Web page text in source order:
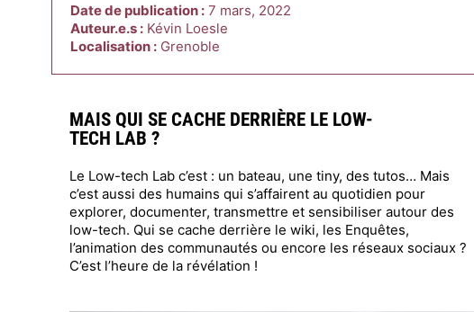
Date de publication : 7 mars, 2022
Auteur.e.s : Kévin Loesle
Localisation : Grenoble
MAIS QUI SE CACHE DERRIÈRE LE LOW-
TECH LAB ?
Le Low-tech Lab c’est : un bateau, une tiny, des tutos… Mais
c’est aussi des humains qui s’affairent au quotidien pour
explorer, documenter, transmettre et sensibiliser autour des
low-tech. Qui se cache derrière le wiki, les Enquêtes,
l’animation des communautés ou encore les réseaux sociaux ?
C’est l’heure de la révélation !